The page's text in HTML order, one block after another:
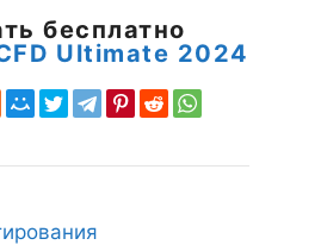
бесплатно
Ultimate 2024